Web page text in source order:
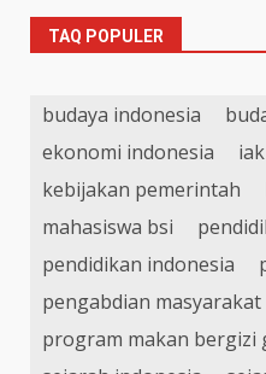
TAQ POPULER
budaya indonesia
ekonomi indonesia
kebijakan pemerintah
mahasiswa bsi
pendidikan indonesia
pengabdian masyarakat
program makan bergizi